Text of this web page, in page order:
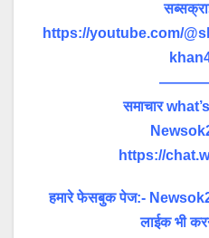
https://youtube.com/
समाचार
https://
हमारे फेसबुक पेज:-
लाईक भी